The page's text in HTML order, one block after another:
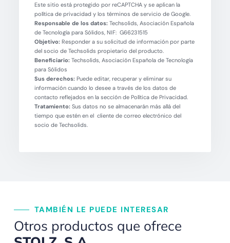
Este sitio está protegido por reCAPTCHA y se aplican la
política de privacidad y los términos de servicio de Google.
Responsable de los datos:Techsolids, Asociación Española
de Tecnología para Sólidos, NIF: G66231515
Objetivo:Responder a su solicitud de información por parte
del socio de Techsolids propietario del producto.
Beneficiario:Techsolids, Asociación Española de Tecnología
para Sólidos
Sus derechos:Puede editar, recuperar y eliminar su
información cuando lo desee a través de los datos de
contacto reflejados en la sección de Política de Privacidad.
Tratamiento:Sus datos no se almacenarán más allá del
tiempo que estén en el cliente de correo electrónico del
socio de Techsolids.
TAMBIÉN LE PUEDE INTERESAR
Otros productos que ofrece